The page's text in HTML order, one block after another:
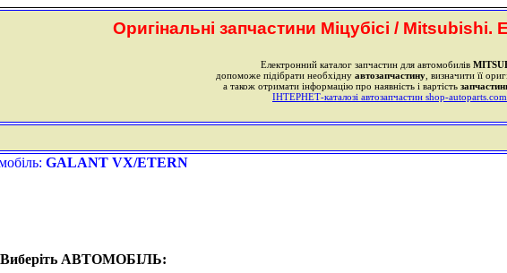
Оригінальні запчастини Міцубісі / Mitsubishi.
Електронний каталог запчастин для автомобилів
допоможе підібрати необхідну автозапчастину , визначити її
а також отримати інформацію про наявність і вартість
ІНТЕРНЕТ-каталозі автозапчастин shop-
GALANT VX/ETERN
Виберіть АВТОМОБІЛЬ: